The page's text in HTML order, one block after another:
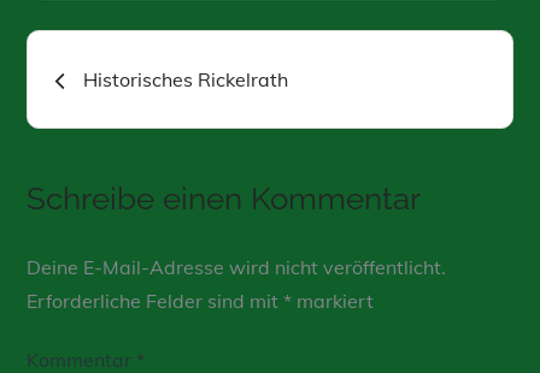
Beitragsnavigation
Historisches Rickelrath
Schreibe einen Kommentar
Deine E-Mail-Adresse wird nicht veröffentlicht.
Erforderliche Felder sind mit* markiert
Kommentar *